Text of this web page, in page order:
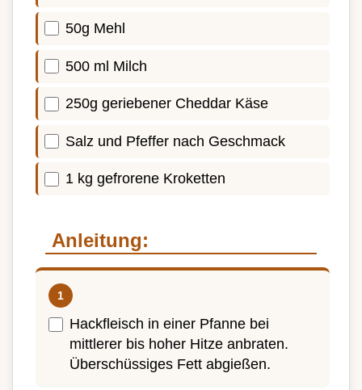
50g Mehl
500 ml Milch
250g geriebener Cheddar Käse
Salz und Pfeffer nach Geschmack
1 kg gefrorene Kroketten
Anleitung:
Hackfleisch in einer Pfanne bei
mittlerer bis hoher Hitze anbraten.
Überschüssiges Fett abgießen.